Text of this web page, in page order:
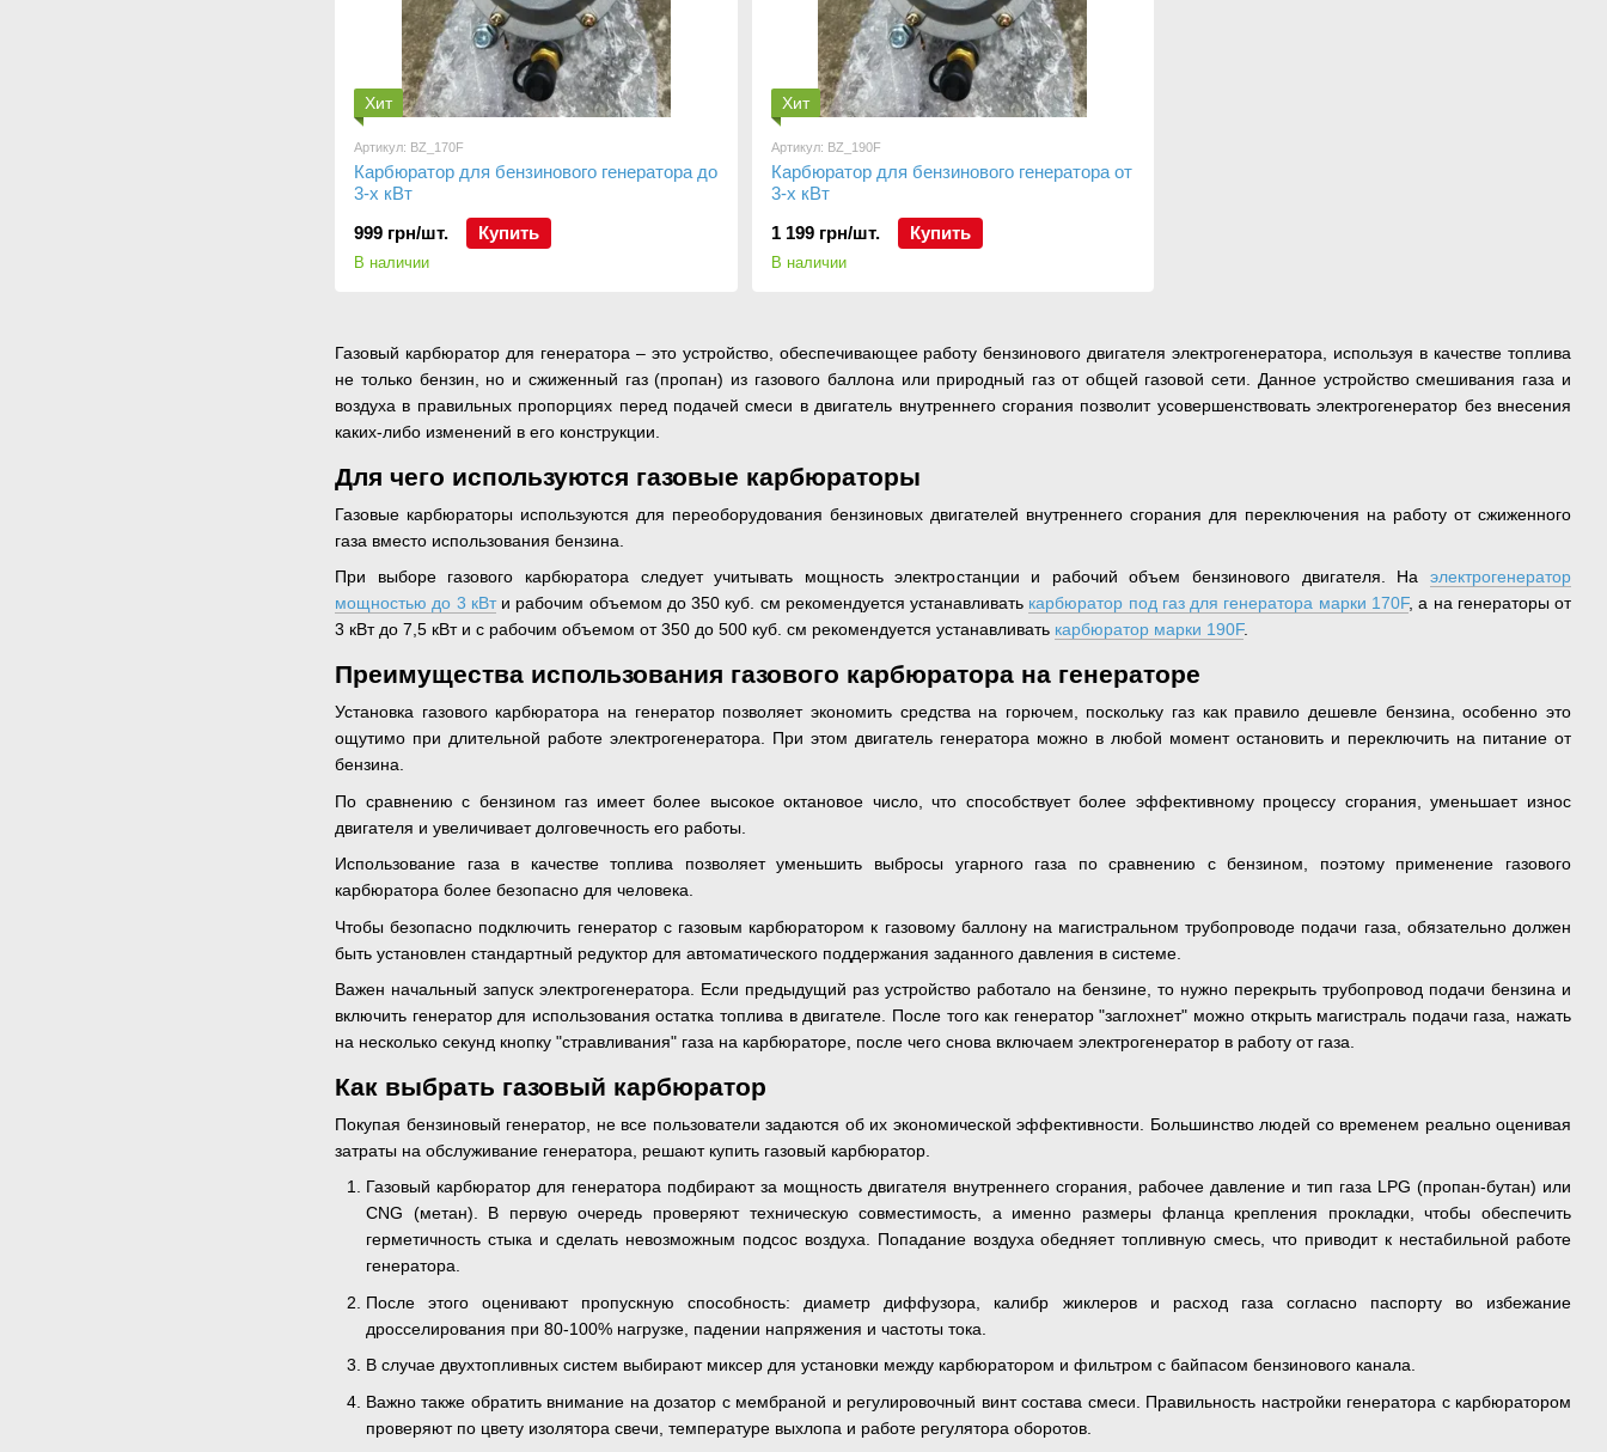
Газовый карбюратор для генератора – это устройство, обеспечивающее работу бензинового двигателя электрогенератора, используя в качестве топлива
не только бензин, но и сжиженный газ (пропан) из газового баллона или природный газ от общей газовой сети. Данное устройство смешивания газа и
воздуха в правильных пропорциях перед подачей смеси в двигатель внутреннего сгорания позволит усовершенствовать электрогенератор без внесения
каких-либо изменений в его конструкции.
Для чего используются газовые карбюраторы
Газовые карбюраторы используются для переоборудования бензиновых двигателей внутреннего сгорания для переключения на работу от сжиженного
газа вместо использования бензина.
При выборе газового карбюратора следует учитывать мощность электростанции и рабочий объем бензинового двигателя. На электрогенератор
мощностью до 3 кВти рабочим объемом до 350 куб. см рекомендуется устанавливать карбюратор под газ для генератора марки 170F, а на генераторы от
3 кВт до 7,5 кВт и с рабочим объемом от 350 до 500 куб. см рекомендуется устанавливать карбюратор марки 190F.
Преимущества использования газового карбюратора на генераторе
Установка газового карбюратора на генератор позволяет экономить средства на горючем, поскольку газ как правило дешевле бензина, особенно это
ощутимо при длительной работе электрогенератора. При этом двигатель генератора можно в любой момент остановить и переключить на питание от
бензина.
По сравнению с бензином газ имеет более высокое октановое число, что способствует более эффективному процессу сгорания, уменьшает износ
двигателя и увеличивает долговечность его работы.
Использование газа в качестве топлива позволяет уменьшить выбросы угарного газа по сравнению с бензином, поэтому применение газового
карбюратора более безопасно для человека.
Чтобы безопасно подключить генератор с газовым карбюратором к газовому баллону на магистральном трубопроводе подачи газа, обязательно должен
быть установлен стандартный редуктор для автоматического поддержания заданного давления в системе.
Важен начальный запуск электрогенератора. Если предыдущий раз устройство работало на бензине, то нужно перекрыть трубопровод подачи бензина и
включить генератор для использования остатка топлива в двигателе. После того как генератор "заглохнет" можно открыть магистраль подачи газа, нажать
на несколько секунд кнопку "стравливания" газа на карбюраторе, после чего снова включаем электрогенератор в работу от газа.
Как выбрать газовый карбюратор
Покупая бензиновый генератор, не все пользователи задаются об их экономической эффективности. Большинство людей со временем реально оценивая
затраты на обслуживание генератора, решают купить газовый карбюратор.
Газовый карбюратор для генератора подбирают за мощность двигателя внутреннего сгорания, рабочее давление и тип газа LPG (пропан-бутан) или
CNG (метан). В первую очередь проверяют техническую совместимость, а именно размеры фланца крепления прокладки, чтобы обеспечить
герметичность стыка и сделать невозможным подсос воздуха. Попадание воздуха обедняет топливную смесь, что приводит к нестабильной работе
генератора.
После этого оценивают пропускную способность: диаметр диффузора, калибр жиклеров и расход газа согласно паспорту во избежание
дросселирования при 80-100% нагрузке, падении напряжения и частоты тока.
В случае двухтопливных систем выбирают миксер для установки между карбюратором и фильтром с байпасом бензинового канала.
Важно также обратить внимание на дозатор с мембраной и регулировочный винт состава смеси. Правильность настройки генератора с карбюратором
проверяют по цвету изолятора свечи, температуре выхлопа и работе регулятора оборотов.
Хит
Артикул: BZ_170F
Карбюратор для бензинового генератора до
3-х кВт
999 грн/шт.
Купить
В наличии
Хит
Артикул: BZ_190F
Карбюратор для бензинового генератора от
3-х кВт
1 199 грн/шт.
Купить
В наличии